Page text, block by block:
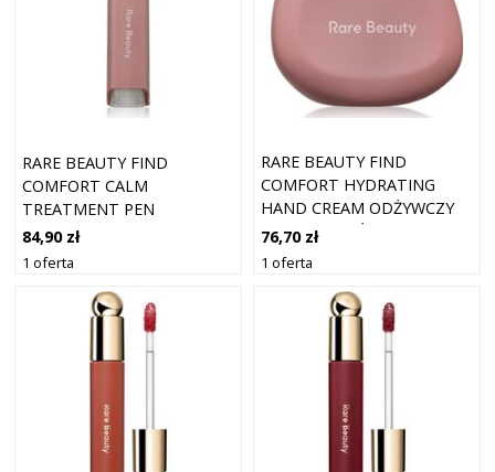
RARE BEAUTY FIND
COMFORT CALM
TREATMENT PEN
PIELĘGNACJA ŁAGODZĄCA
DO TWARZY I SZYI 5 ML
84,90 zł
1 oferta
RARE BEAUTY FIND
COMFORT HYDRATING
HAND CREAM ODŻYWCZY
KREM NAWILŻAJĄCY DO RĄK
53 ML
76,70 zł
1 oferta